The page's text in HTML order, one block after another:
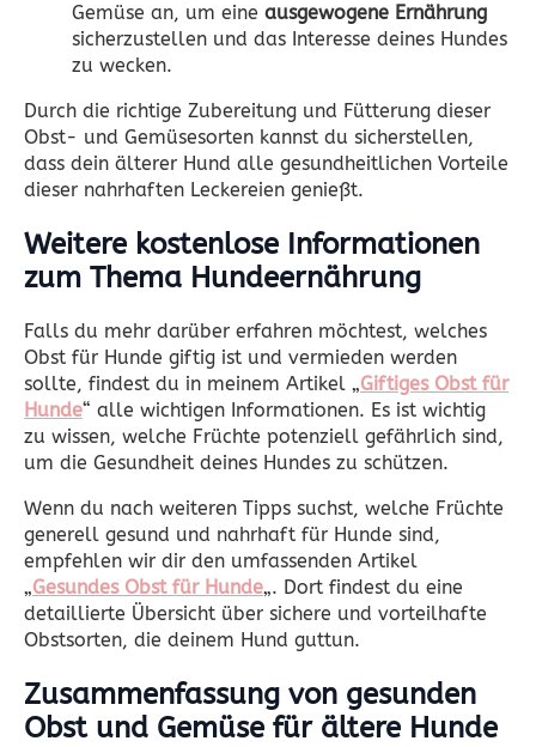
Gemüse an, um eine ausgewogene Ernährung
sicherzustellen und das Interesse deines Hundes
zu wecken.
Durch die richtige Zubereitung und Fütterung dieser
Obst- und Gemüsesorten kannst du sicherstellen,
dass dein älterer Hund alle gesundheitlichen Vorteile
dieser nahrhaften Leckereien genießt.
Weitere kostenlose Informationen
zum Thema Hundeernährung
Falls du mehr darüber erfahren möchtest, welches
Obst für Hunde giftig ist und vermieden werden
sollte, findest du in meinem Artikel „Giftiges Obst für
Hunde“ alle wichtigen Informationen. Es ist wichtig
zu wissen, welche Früchte potenziell gefährlich sind,
um die Gesundheit deines Hundes zu schützen.
Wenn du nach weiteren Tipps suchst, welche Früchte
generell gesund und nahrhaft für Hunde sind,
empfehlen wir dir den umfassenden Artikel
„Gesundes Obst für Hunde„. Dort findest du eine
detaillierte Übersicht über sichere und vorteilhafte
Obstsorten, die deinem Hund guttun.
Zusammenfassung von gesunden
Obst und Gemüse für ältere Hunde